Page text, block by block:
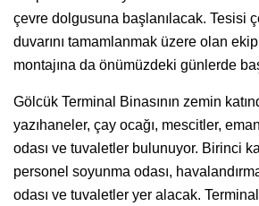
çevre dolgusuna başlanılacak. Tesisi
duvarını tamamlanmak üzere olan
montajına da önümüzdeki günlerde
Gölcük Terminal Binasının zemin
yazıhaneler, çay ocağı, mescitler,
odası ve tuvaletler bulunuyor. Birinci
personel soyunma odası,
odası ve tuvaletler yer alacak.